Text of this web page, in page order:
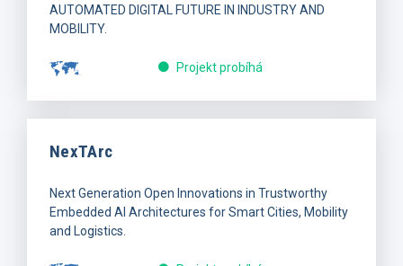
AUTOMATED DIGITAL FUTURE IN INDUSTRY AND
MOBILITY.
Projekt probíhá
NexTArc
Next Generation Open Innovations in Trustworthy
Embedded AI Architectures for Smart Cities, Mobility
and Logistics.